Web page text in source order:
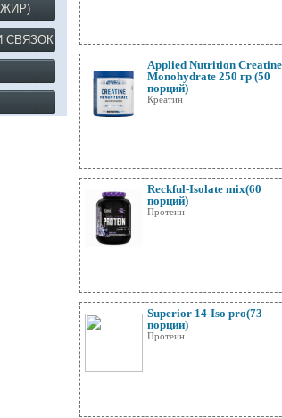
СВЯЗОК
Applied Nutrition Creatine
Monohydrate 250 гр (50
порций)
Креатин
Reckful-Isolate mix(60
порций)
Протеин
Superior 14-Iso pro(73
порции)
Протеин